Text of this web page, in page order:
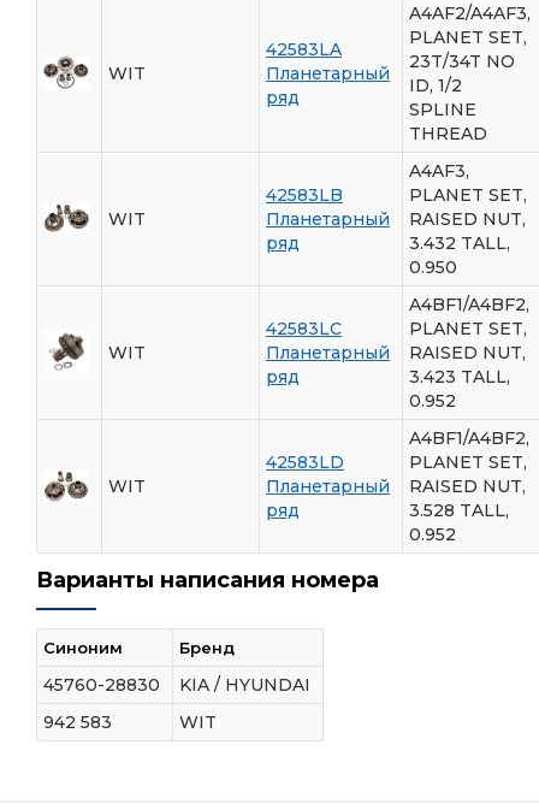
WIT
42583LA
Планетарный
ряд
A4AF2/A4AF3,
PLANET SET,
23T/34T NO
ID, 1/2
SPLINE
THREAD
WIT
42583LB
Планетарный
ряд
A4AF3,
PLANET SET,
RAISED NUT,
3.432 TALL,
0.950
WIT
42583LC
Планетарный
ряд
A4BF1/A4BF2,
PLANET SET,
RAISED NUT,
3.423 TALL,
0.952
WIT
42583LD
Планетарный
ряд
A4BF1/A4BF2,
PLANET SET,
RAISED NUT,
3.528 TALL,
0.952
Варианты написания номера
Синоним Бренд
45760-28830
KIA / HYUNDAI
942 583
WIT